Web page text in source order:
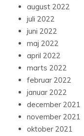
august 2022
juli 2022
juni 2022
maj 2022
april 2022
marts 2022
februar 2022
januar 2022
december 2021
november 2021
oktober 2021